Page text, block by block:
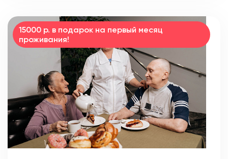
15000 р. в подарок на первый месяц
проживания!